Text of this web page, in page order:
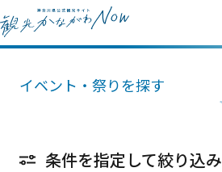
イベント・祭りを探す
条件を指定して絞り込み